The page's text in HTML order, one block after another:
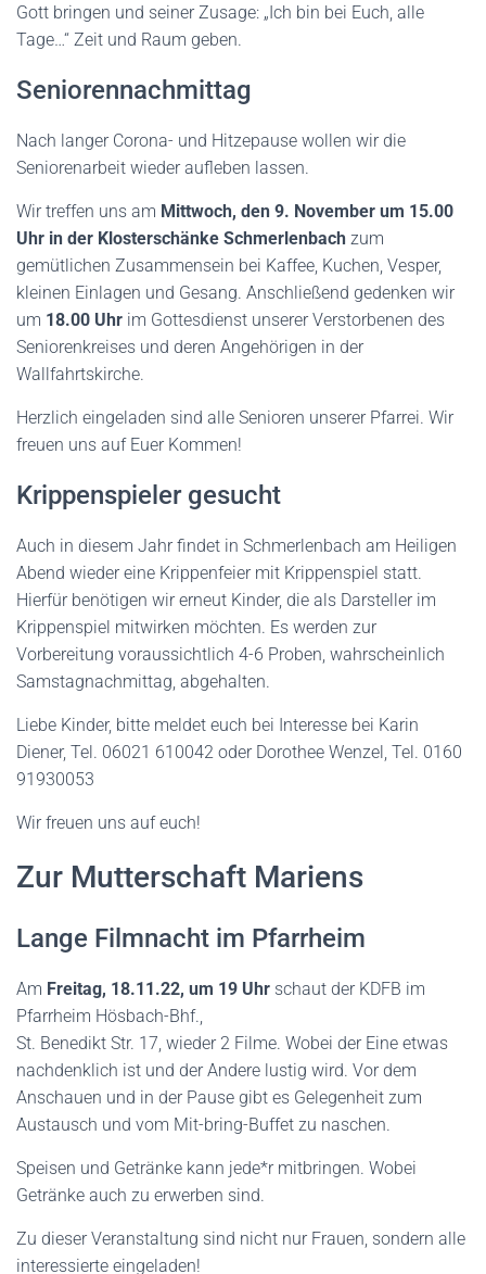
Gott bringen und seiner Zusage: „Ich bin bei Euch, alle
Tage…“ Zeit und Raum geben.
Seniorennachmittag
Nach langer Corona- und Hitzepause wollen wir die
Seniorenarbeit wieder aufleben lassen.
Wir treffen uns am Mittwoch, den 9. November um 15.00
Uhr in der Klosterschänke Schmerlenbach zum
gemütlichen Zusammensein bei Kaffee, Kuchen, Vesper,
kleinen Einlagen und Gesang. Anschließend gedenken wir
um 18.00 Uhr im Gottesdienst unserer Verstorbenen des
Seniorenkreises und deren Angehörigen in der
Wallfahrtskirche.
Herzlich eingeladen sind alle Senioren unserer Pfarrei. Wir
freuen uns auf Euer Kommen!
Krippenspieler gesucht
Auch in diesem Jahr findet in Schmerlenbach am Heiligen
Abend wieder eine Krippenfeier mit Krippenspiel statt.
Hierfür benötigen wir erneut Kinder, die als Darsteller im
Krippenspiel mitwirken möchten. Es werden zur
Vorbereitung voraussichtlich 4-6 Proben, wahrscheinlich
Samstagnachmittag, abgehalten.
Liebe Kinder, bitte meldet euch bei Interesse bei Karin
Diener, Tel. 06021 610042 oder Dorothee Wenzel, Tel. 0160
91930053
Wir freuen uns auf euch!
Zur Mutterschaft Mariens
Lange Filmnacht im Pfarrheim
Am Freitag, 18.11.22, um 19 Uhr schaut der KDFB im
Pfarrheim Hösbach-Bhf.,
St. Benedikt Str. 17, wieder 2 Filme. Wobei der Eine etwas
nachdenklich ist und der Andere lustig wird. Vor dem
Anschauen und in der Pause gibt es Gelegenheit zum
Austausch und vom Mit-bring-Buffet zu naschen.
Speisen und Getränke kann jede*r mitbringen. Wobei
Getränke auch zu erwerben sind.
Zu dieser Veranstaltung sind nicht nur Frauen, sondern alle
interessierte eingeladen!